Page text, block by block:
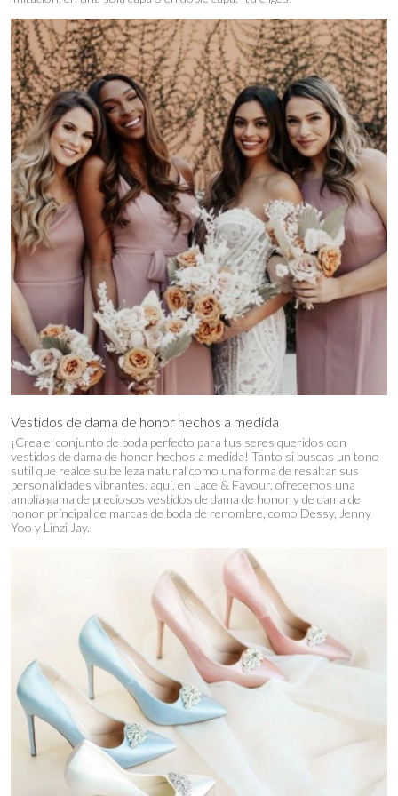
Vestidos de dama de honor hechos a medida
¡Crea el conjunto de boda perfecto para tus seres queridos con
vestidos de dama de honor hechos a medida! Tanto si buscas un tono
sutil que realce su belleza natural como una forma de resaltar sus
personalidades vibrantes, aquí, en Lace & Favour, ofrecemos una
amplia gama de preciosos vestidos de dama de honor y de dama de
honor principal de marcas de boda de renombre, como Dessy, Jenny
Yoo y Linzi Jay.